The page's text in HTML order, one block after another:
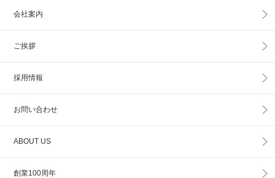
会社案内
ご挨拶
採用情報
お問い合わせ
ABOUT US
創業100周年